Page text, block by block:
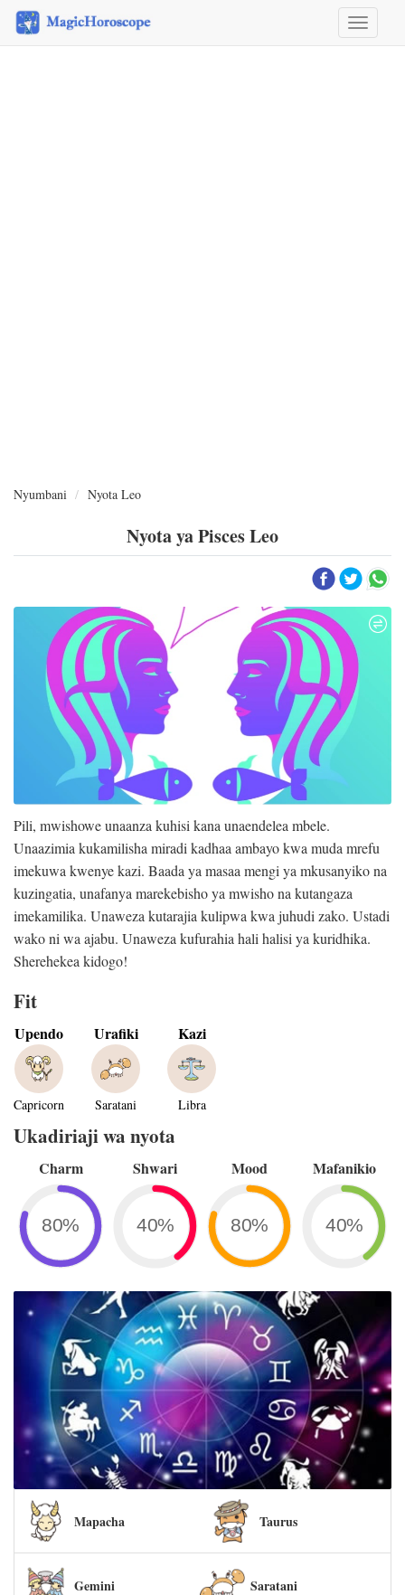
&
Nyumbani Nyota Leo
Nyota ya Pisces Leo
Pili, mwishowe unaanza kuhisi kana unaendelea mbele.
Unaazimia kukamilisha miradi kadhaa ambayo kwa muda mrefu
imekuwa kwenye kazi. Baada ya masaa mengi ya mkusanyiko na
kuzingatia, unafanya marekebisho ya mwisho na kutangaza
imekamilika. Unaweza kutarajia kulipwa kwa juhudi zako. Ustadi
wako ni wa ajabu. Unaweza kufurahia hali halisi ya kuridhika.
Sherehekea kidogo!
Fit
Upendo
Capricorn
Urafiki
Saratani
Kazi
Libra
Ukadiriaji wa nyota
Charm
80%
Shwari
40%
Mood
80%
Mafanikio
40%
Mapacha Taurus
Gemini Saratani